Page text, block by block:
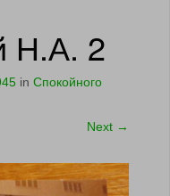
Н.А. 2
in Спокойного
Next →